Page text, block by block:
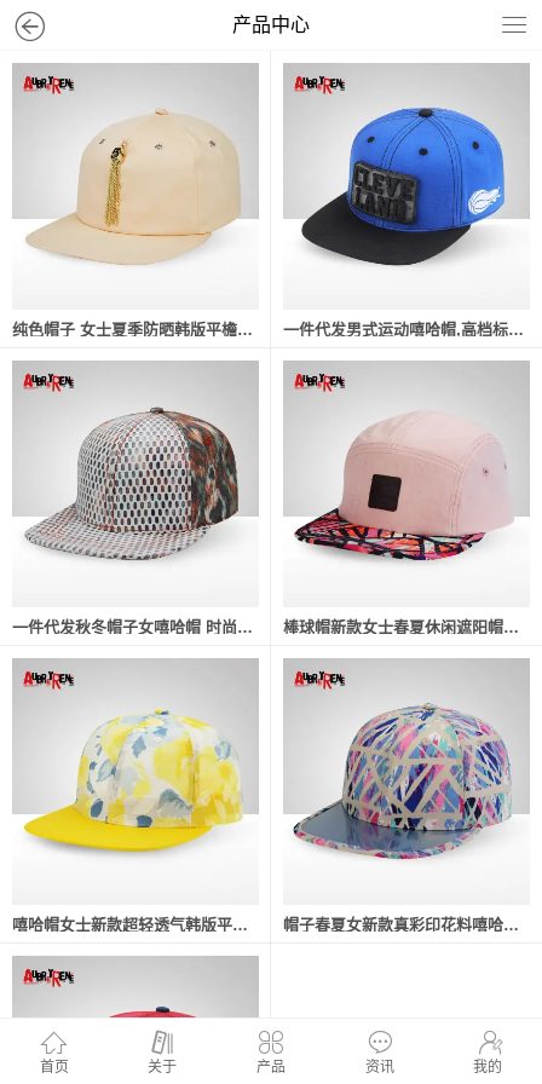
产品中心
纯色帽子 女士夏季防晒韩版平檐帽流苏遮阳棒球帽嘻哈帽厂家批发 一件代发男式运动嘻哈帽,高档标章切换户外休闲平沿帽棒球帽
一件代发秋冬帽子女嘻哈帽 时尚韩版潮款全棉平沿街舞帽 棒球帽新款女士春夏休闲遮阳帽户外瓜皮帽全棉嘻哈平沿帽厂家直销
嘻哈帽女士新款超轻透气韩版平沿帽真彩印花时尚遮阳帽街舞帽现货 帽子春夏女新款真彩印花料嘻哈帽韩版平沿帽户外时尚遮阳帽街舞帽
首页 关于 产品 资讯 我的